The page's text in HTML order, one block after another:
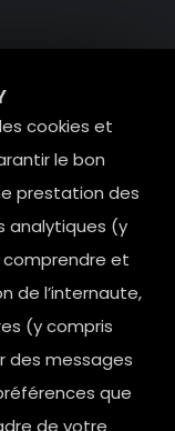
cookies et
le bon
prestation des
analytiques (y
et
de l’internaute,
(y compris
des messages
que
de votre